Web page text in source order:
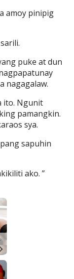
amoy pinipig
puke at dun
nagagalaw.
ito. Ngunit
pamangkin.
sya.
sapuhin
ako. ”